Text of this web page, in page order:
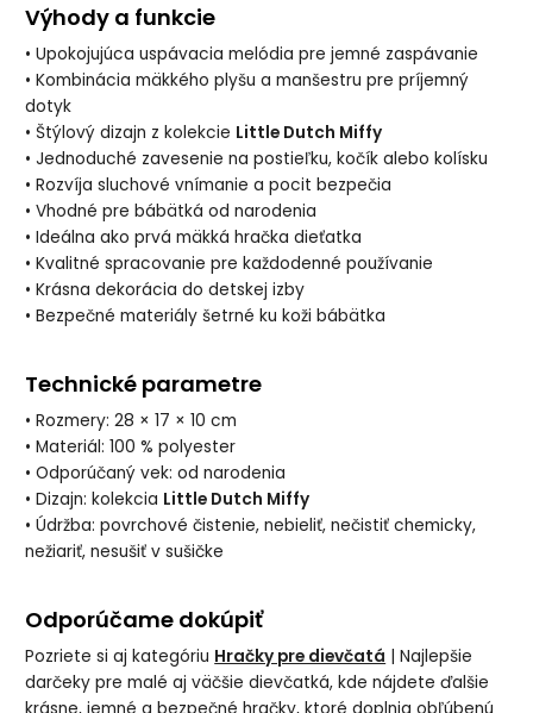
Výhody a funkcie
• Upokojujúca uspávacia melódia pre jemné zaspávanie
• Kombinácia mäkkého plyšu a manšestru pre príjemný
dotyk
• Štýlový dizajn z kolekcie Little Dutch Miffy
• Jednoduché zavesenie na postieľku, kočík alebo kolísku
• Rozvíja sluchové vnímanie a pocit bezpečia
• Vhodné pre bábätká od narodenia
• Ideálna ako prvá mäkká hračka dieťatka
• Kvalitné spracovanie pre každodenné používanie
• Krásna dekorácia do detskej izby
• Bezpečné materiály šetrné ku koži bábätka
Technické parametre
• Rozmery: 28 × 17 × 10 cm
• Materiál: 100 % polyester
• Odporúčaný vek: od narodenia
• Dizajn: kolekcia Little Dutch Miffy
• Údržba: povrchové čistenie, nebieliť, nečistiť chemicky,
nežiariť, nesušiť v sušičke
Odporúčame dokúpiť
Pozriete si aj kategóriu Hračky pre dievčatá | Najlepšie
darčeky pre malé aj väčšie dievčatká, kde nájdete ďalšie